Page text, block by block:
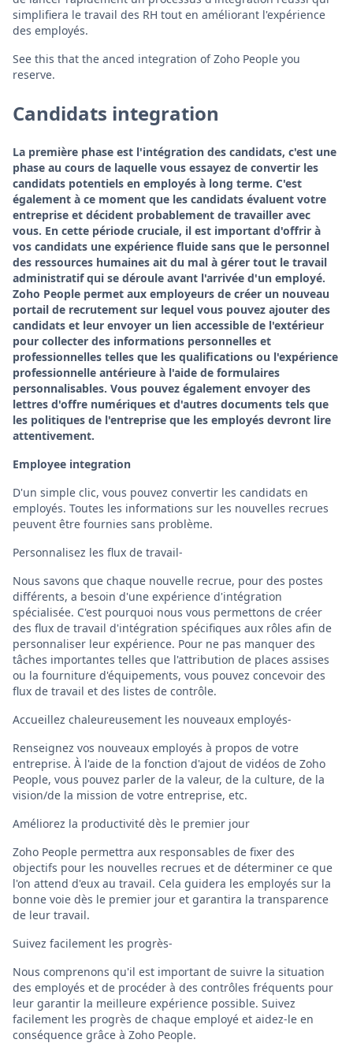
simplifiera le travail des RH tout en améliorant l'expérience
des employés.
See this that the anced integration of Zoho People you
reserve.
Candidats integration
La première phase est l'intégration des candidats, c'est une
phase au cours de laquelle vous essayez de convertir les
candidats potentiels en employés à long terme. C'est
également à ce moment que les candidats évaluent votre
entreprise et décident probablement de travailler avec
vous. En cette période cruciale, il est important d'offrir à
vos candidats une expérience fluide sans que le personnel
des ressources humaines ait du mal à gérer tout le travail
administratif qui se déroule avant l'arrivée d'un employé.
Zoho People permet aux employeurs de créer un nouveau
portail de recrutement sur lequel vous pouvez ajouter des
candidats et leur envoyer un lien accessible de l'extérieur
pour collecter des informations personnelles et
professionnelles telles que les qualifications ou l'expérience
professionnelle antérieure à l'aide de formulaires
personnalisables. Vous pouvez également envoyer des
lettres d'offre numériques et d'autres documents tels que
les politiques de l'entreprise que les employés devront lire
attentivement.
Employee integration
D'un simple clic, vous pouvez convertir les candidats en
employés. Toutes les informations sur les nouvelles recrues
peuvent être fournies sans problème.
Personnalisez les flux de travail-
Nous savons que chaque nouvelle recrue, pour des postes
différents, a besoin d'une expérience d'intégration
spécialisée. C'est pourquoi nous vous permettons de créer
des flux de travail d'intégration spécifiques aux rôles afin de
personnaliser leur expérience. Pour ne pas manquer des
tâches importantes telles que l'attribution de places assises
ou la fourniture d'équipements, vous pouvez concevoir des
flux de travail et des listes de contrôle.
Accueillez chaleureusement les nouveaux employés-
Renseignez vos nouveaux employés à propos de votre
entreprise. À l'aide de la fonction d'ajout de vidéos de Zoho
People, vous pouvez parler de la valeur, de la culture, de la
vision/de la mission de votre entreprise, etc.
Améliorez la productivité dès le premier jour
Zoho People permettra aux responsables de fixer des
objectifs pour les nouvelles recrues et de déterminer ce que
l'on attend d'eux au travail. Cela guidera les employés sur la
bonne voie dès le premier jour et garantira la transparence
de leur travail.
Suivez facilement les progrès-
Nous comprenons qu'il est important de suivre la situation
des employés et de procéder à des contrôles fréquents pour
leur garantir la meilleure expérience possible. Suivez
facilement les progrès de chaque employé et aidez-le en
conséquence grâce à Zoho People.